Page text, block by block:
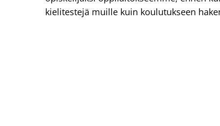
kielitestejä muille kuin koulutukseen